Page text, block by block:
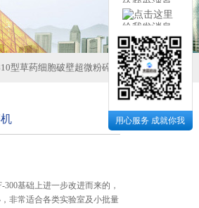
型草药细胞破壁超微粉碎机
基础上进一步改进而来的，
非常适合各类实验室及小批量
用心服务 成就你我